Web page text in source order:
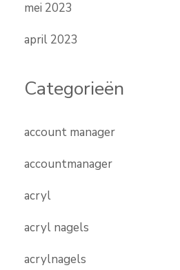
mei 2023
april 2023
Categorieën
account manager
accountmanager
acryl
acryl nagels
acrylnagels